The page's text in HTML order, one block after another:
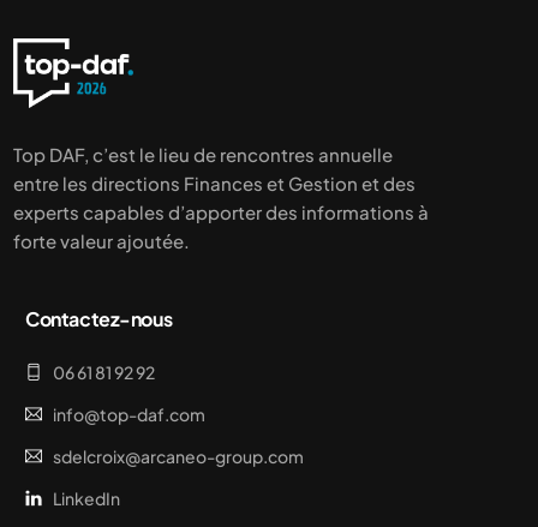
Top DAF, c’est le lieu de rencontres annuelle
entre les directions Finances et Gestion et des
experts capables d’apporter des informations à
forte valeur ajoutée.
Contactez-nous
06 61 81 92 92
info@top-daf.com
sdelcroix@arcaneo-group.com
LinkedIn